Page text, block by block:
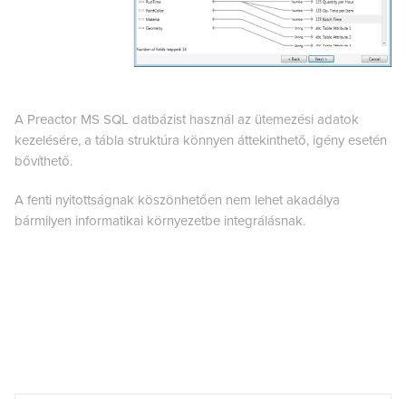
A Preactor MS SQL datbázist használ az ütemezési adatok
kezelésére, a tábla struktúra könnyen áttekinthető, igény esetén
bővíthető.
A fenti nyitottságnak köszönhetően nem lehet akadálya
bármilyen informatikai környezetbe integrálásnak.